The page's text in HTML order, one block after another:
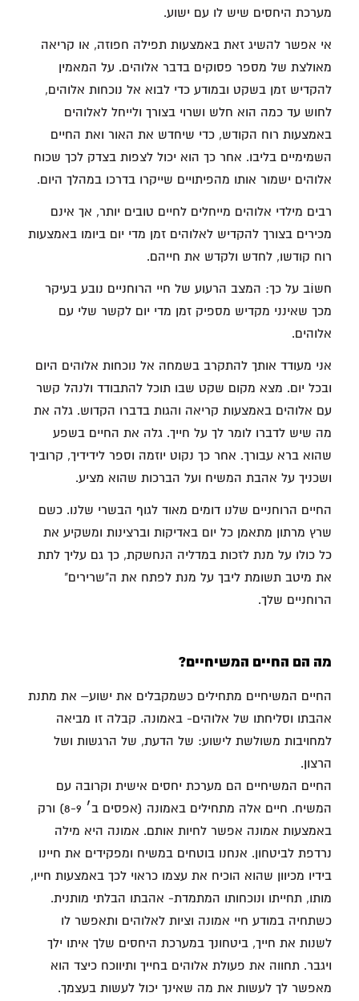
מערכת היחסים שיש לו עם ישוע.
אי אפשר להשיג זאת באמצעות תפילה חפוזה, או קריאה
מאולצת של מספר פסוקים בדבר אלוהים. על המאמין
להקדיש זמן בשקט ובמודע כדי לבוא אל נוכחות אלוהים,
לחוש עד כמה הוא חלש ושרוי בצורך ולייחל לאלוהים
באמצעות רוח הקודש, כדי שיחדש את האור ואת החיים
השמימיים בליבו. אחר כך הוא יכול לצפות בצדק לכך שכוח
אלוהים ישמור אותו מהפיתויים שייקרו בדרכו במהלך היום.
רבים מילדי אלוהים מייחלים לחיים טובים יותר, אך אינם
מכירים בצורך להקדיש לאלוהים זמן מדי יום ביומו באמצעות
רוח קודשו, לחדש ולקדש את חייהם.
חשוֹב על כך: המצב הרעוע של חיי הרוחניים נובע בעיקר
מכך שאינני מקדיש מספיק זמן מדי יום לקשר שלי עם
אלוהים.
אני מעודד אותך להתקרב בשמחה אל נוכחות אלוהים היום
ובכל יום. מצא מקום שקט שבו תוכל להתבודד ולנהל קשר
עם אלוהים באמצעות קריאה והגות בדברו הקדוש. גלה את
מה שיש לדברו לומר לך על חייך. גלה את החיים בשפע
שהוא ברא עבורך. אחר כך נקוט יוזמה וספר לידידיך, קרוביך
ושכניך על אהבת המשיח ועל הברכות שהוא מציע.
החיים הרוחניים שלנו דומים מאוד לגוף הבשרי שלנו. כשם
שרץ מרתון מתאמן כל יום באדיקות וברצינות ומשקיע את
כל כולו על מנת לזכות במדליה הנחשקת, כך גם עליך לתת
את מיטב תשומת ליבך על מנת לפתח את ה"שרירים"
הרוחניים שלך.
מה הם החיים המשיחיים?
החיים המשיחיים מתחילים כשמקבלים את ישוע– את מתנת
אהבתו וסליחתו של אלוהים- באמונה. קבלה זו מביאה
למחויבות משולשת לישוע: של הדעת, של הרגשות ושל
הרצון.
החיים המשיחיים הם מערכת יחסים אישית וקרובה עם
המשיח. חיים אלה מתחילים באמונה (אפסים ב׳ 8-9) ורק
באמצעות אמונה אפשר לחיות אותם. אמונה היא מילה
נרדפת לביטחון. אנחנו בוטחים במשיח ומפקידים את חיינו
בידיו מכיוון שהוא הוכיח את עצמו כראוי לכך באמצעות חייו,
מותו, תחייתו ונוכחותו המתמדת- אהבתו הבלתי מותנית.
כשתחיה במודע חיי אמונה וציות לאלוהים ותאפשר לו
לשנות את חייך, ביטחונך במערכת היחסים שלך איתו ילך
ויגבר. תחווה את פעולת אלוהים בחייך ותיווכח כיצד הוא
מאפשר לך לעשות את מה שאינך יכול לעשות בעצמך.